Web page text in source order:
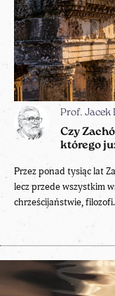
Prof. Jacek
Czy
którego
Przez ponad tysiąc lat
lecz przede wszystkim
chrześcijaństwie,